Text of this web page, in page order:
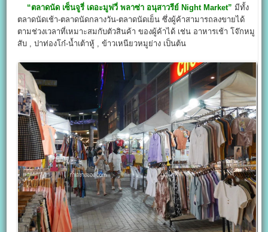
“ตลาดนัด เซ็นจูรี่ เดอะมูฟวี่ พลาซ่า อนุสาวรีย์ Night Market” มีทั้ง
ตลาดนัดเช้า-ตลาดนัดกลางวัน-ตลาดนัดเย็น ซึ่งผู้ค้าสามารถลงขายได้
ตามช่วงเวลาที่เหมาะสมกับตัวสินค้า ของผู้ค้าได้ เช่น อาหารเช้า โจ๊กหมู
สับ , ปาท่องโก๋-น้ำเต้าหู้ , ข้าวเหนียวหมูย่าง เป็นต้น